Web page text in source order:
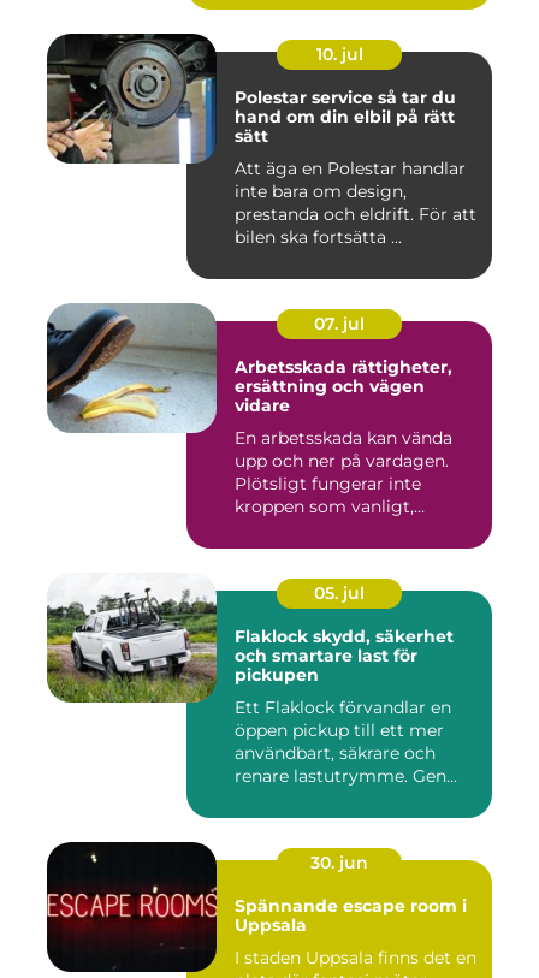
10. jul
Polestar service så tar du
hand om din elbil på rätt
sätt
Att äga en Polestar handlar
inte bara om design,
prestanda och eldrift. För att
bilen ska fortsätta ...
07. jul
Arbetsskada rättigheter,
ersättning och vägen
vidare
En arbetsskada kan vända
upp och ner på vardagen.
Plötsligt fungerar inte
kroppen som vanligt,
05. jul
Flaklock skydd, säkerhet
och smartare last för
pickupen
Ett Flaklock förvandlar en
öppen pickup till ett mer
användbart, säkrare och
renare lastutrymme. Gen...
30. jun
Spännande escape room i
Uppsala
I staden Uppsala finns det en